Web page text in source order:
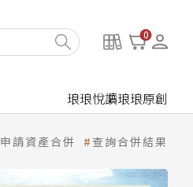
0
琅琅悅讀琅琅原創
申請資產合併 查詢合併結果